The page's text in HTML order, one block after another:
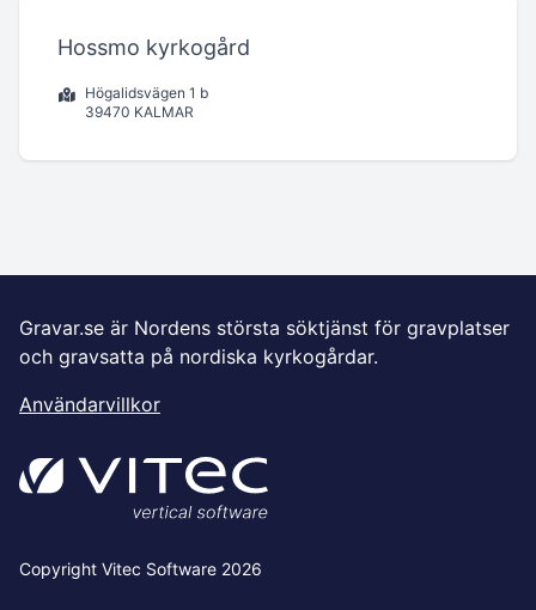
Hossmo kyrkogård
Högalidsvägen 1 b
39470 KALMAR
Gravar.se är Nordens största söktjänst för gravplatser
och gravsatta på nordiska kyrkogårdar.
Användarvillkor
Copyright Vitec Software 2026